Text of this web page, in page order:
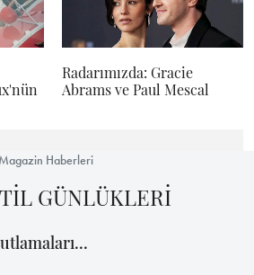
Radarımızda: Gracie
Abrams ve Paul Mescal
Magazin Haberleri
GÜNLÜKLERİ